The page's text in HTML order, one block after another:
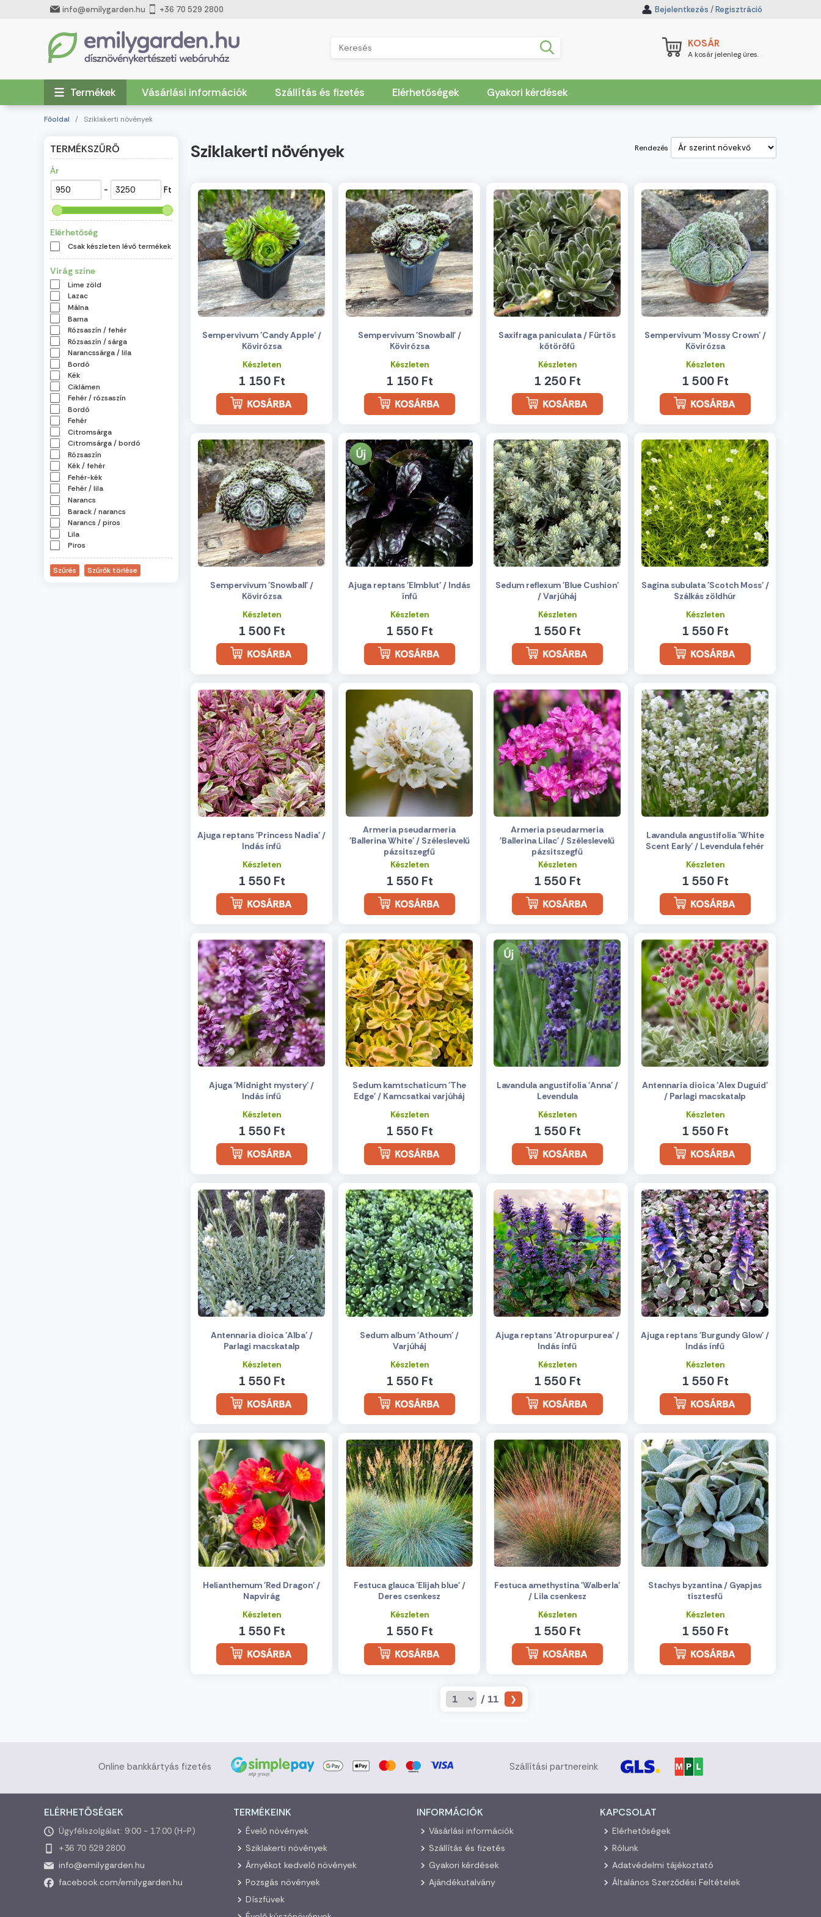
info@emilygarden.hu +36 70 529 2800 Bejelentkezés /Regisztráció
KOSÁR
A kosár jelenleg üres.
Termékek Vásárlási információk Szállítás és fizetés Elérhetőségek Gyakori kérdések
Főoldal / Sziklakerti növények
TERMÉKSZŰRŐ
Ár
- Ft
Elérhetőség
Csak készleten lévő termékek
Virág színe
Lime zöld
Lazac
Málna
Barna
Rózsaszín / fehér
Rózsaszín / sárga
Narancssárga / lila
Bordó
Kék
Ciklámen
Fehér / rózsaszín
Bordó
Fehér
Citromsárga
Citromsárga / bordó
Rózsaszín
Kék / fehér
Fehér-kék
Fehér / lila
Narancs
Barack / narancs
Narancs / piros
Lila
Piros
Sziklakerti növények Rendezés
Sempervivum 'Candy Apple' /
Kövirózsa
Készleten
1 150 Ft
Sempervivum 'Snowball' /
Kövirózsa
Készleten
1 150 Ft
Saxifraga paniculata / Fürtös
kőtörőfű
Készleten
1 250 Ft
Sempervivum 'Mossy Crown' /
Kövirózsa
Készleten
1 500 Ft
Sempervivum 'Snowball' /
Kövirózsa
Készleten
1 500 Ft
Ajuga reptans 'Elmblut' / Indás
ínfű
Készleten
1 550 Ft
Sedum reflexum 'Blue Cushion'
/ Varjúháj
Készleten
1 550 Ft
Sagina subulata 'Scotch Moss' /
Szálkás zöldhúr
Készleten
1 550 Ft
Ajuga reptans 'Princess Nadia' /
Indás ínfű
Készleten
1 550 Ft
Armeria pseudarmeria
'Ballerina White' / Széleslevelű
pázsitszegfű
Készleten
1 550 Ft
Armeria pseudarmeria
'Ballerina Lilac' / Széleslevelű
pázsitszegfű
Készleten
1 550 Ft
Lavandula angustifolia 'White
Scent Early' / Levendula fehér
Készleten
1 550 Ft
Ajuga 'Midnight mystery' /
Indás ínfű
Készleten
1 550 Ft
Sedum kamtschaticum 'The
Edge' / Kamcsatkai varjúháj
Készleten
1 550 Ft
Lavandula angustifolia 'Anna' /
Levendula
Készleten
1 550 Ft
Antennaria dioica 'Alex Duguid'
/ Parlagi macskatalp
Készleten
1 550 Ft
Antennaria dioica 'Alba' /
Parlagi macskatalp
Készleten
1 550 Ft
Sedum album 'Athoum' /
Varjúháj
Készleten
1 550 Ft
Ajuga reptans 'Atropurpurea' /
Indás ínfű
Készleten
1 550 Ft
Ajuga reptans 'Burgundy Glow' /
Indás ínfű
Készleten
1 550 Ft
Helianthemum 'Red Dragon' /
Napvirág
Készleten
1 550 Ft
Festuca glauca 'Elijah blue' /
Deres csenkesz
Készleten
1 550 Ft
Festuca amethystina 'Walberla'
/ Lila csenkesz
Készleten
1 550 Ft
Stachys byzantina / Gyapjas
tisztesfű
Készleten
1 550 Ft
/ 11
Online bankkártyás fizetés Szállítási partnereink
ELÉRHETŐSÉGEK
Ügyfélszolgálat: 9:00 - 17:00 (H-P)
+36 70 529 2800
info@emilygarden.hu
facebook.com/emilygarden.hu
TERMÉKEINK
Évelő növények
Sziklakerti növények
Árnyékot kedvelő növények
Pozsgás növények
Díszfüvek
INFORMÁCIÓK
Vásárlási információk
Szállítás és fizetés
Gyakori kérdések
Ajándékutalvány
KAPCSOLAT
Elérhetőségek
Rólunk
Adatvédelmi tájékoztató
Általános Szerződési Feltételek